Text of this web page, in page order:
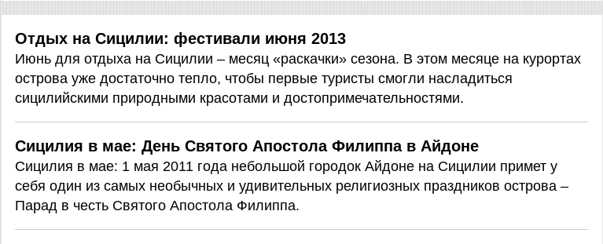
Отдых на Сицилии: фестивали июня 2013
Июнь для отдыха на Сицилии – месяц «раскачки» сезона. В этом месяце на курортах
острова уже достаточно тепло, чтобы первые туристы смогли насладиться
сицилийскими природными красотами и достопримечательностями.
Сицилия в мае: День Святого Апостола Филиппа в Айдоне
Сицилия в мае: 1 мая 2011 года небольшой городок Айдоне на Сицилии примет у
себя один из самых необычных и удивительных религиозных праздников острова –
Парад в честь Святого Апостола Филиппа.